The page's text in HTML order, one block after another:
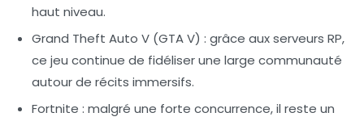
haut niveau.
Grand Theft Auto V (GTA V) : grâce aux serveurs RP,
ce jeu continue de fidéliser une large communauté
autour de récits immersifs.
Fortnite : malgré une forte concurrence, il reste un